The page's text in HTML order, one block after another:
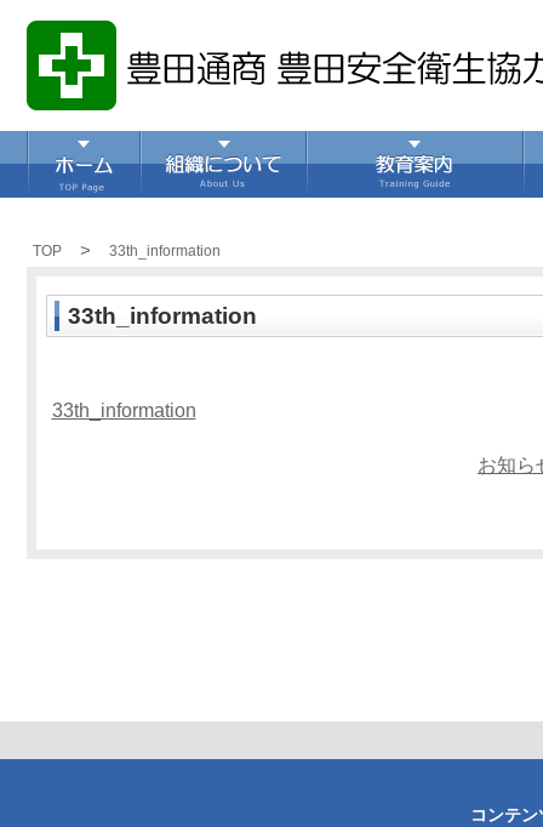
TOP> 33th_information
33th_information
33th_information
お知ら
コンテ